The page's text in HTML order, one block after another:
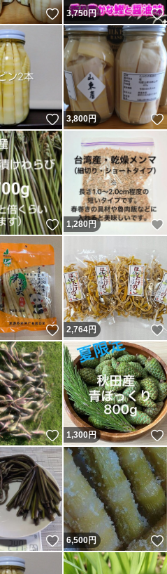
いいね！
3,750円
いいね！
3,800円
いいね！
1,280円
いいね！
2,764円
いいね！
1,300円
いいね！
6,500円